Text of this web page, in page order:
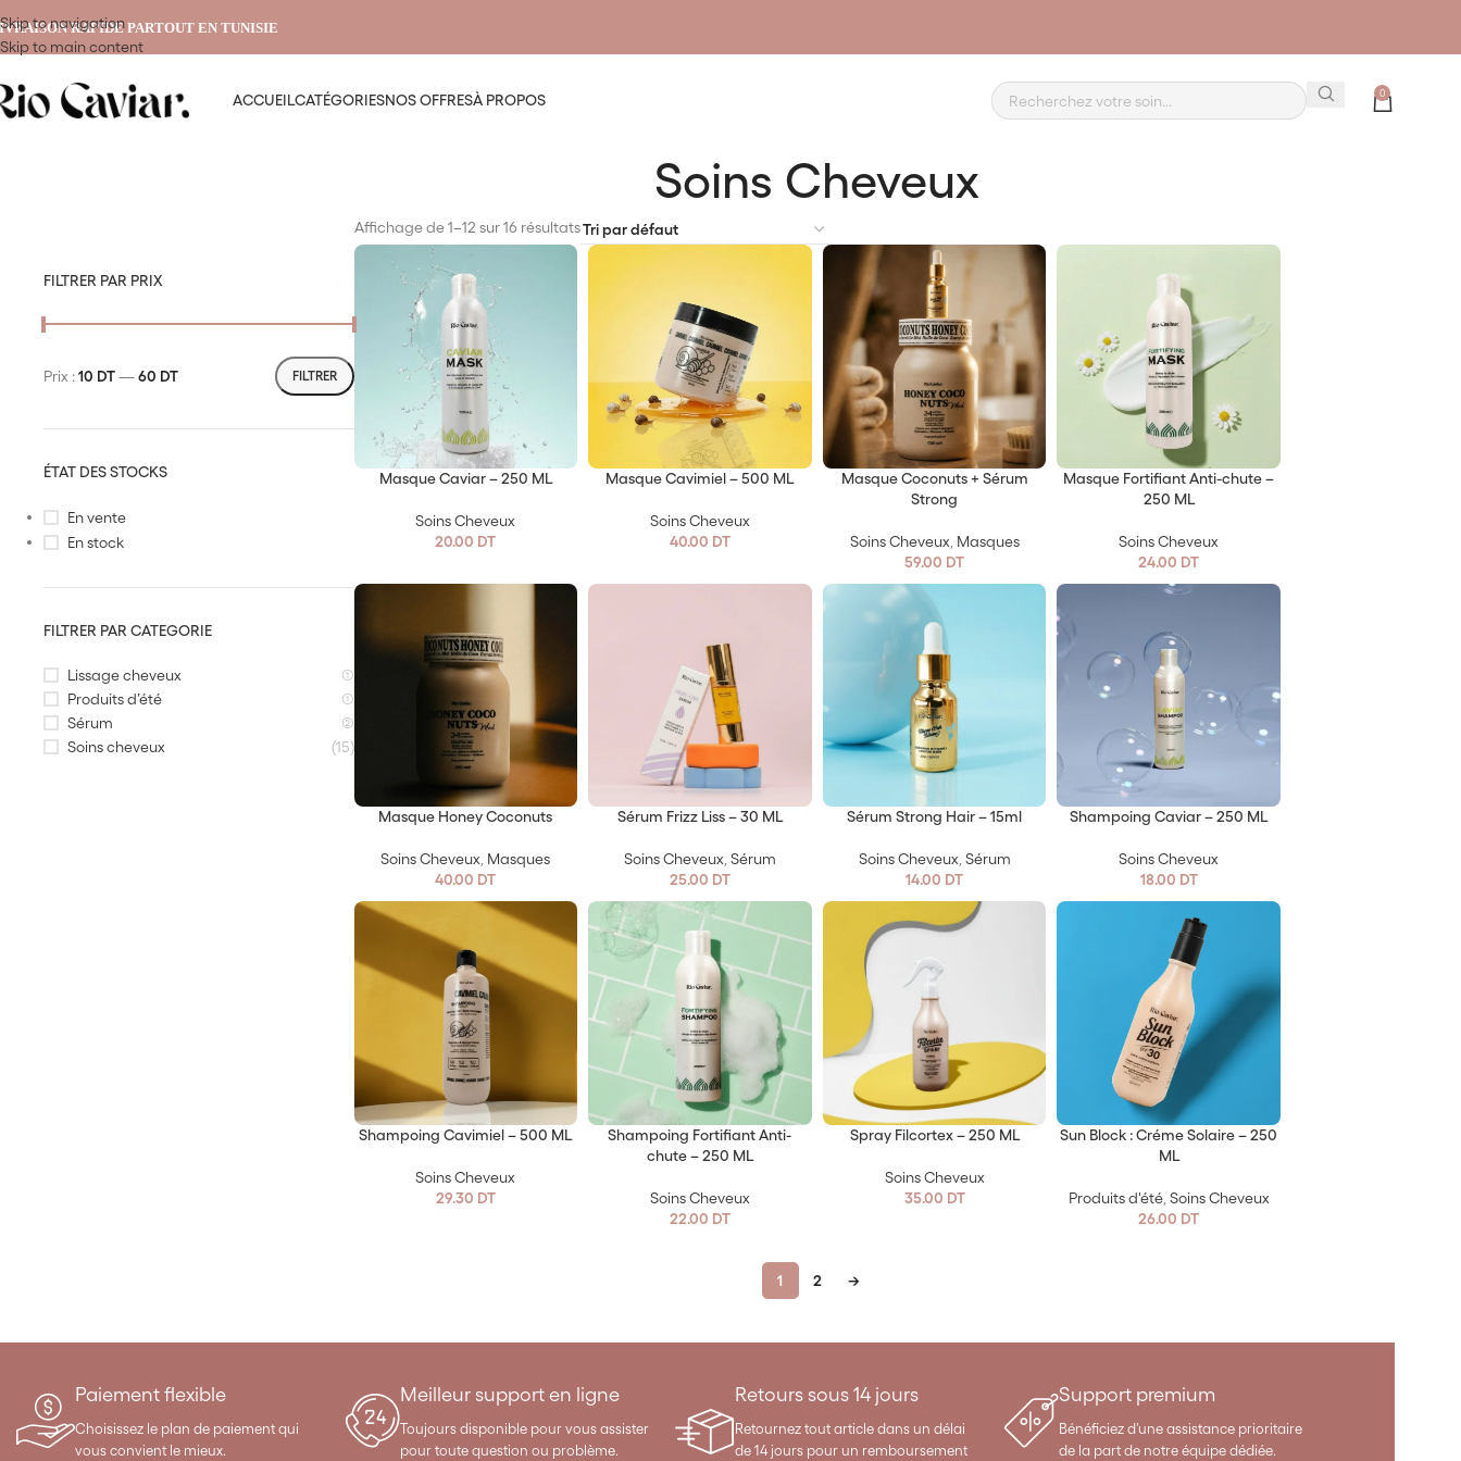
Skip to navigation
Skip to main content
RAPIDE PARTOUT EN TUNISIE
ACCUEILCATÉGORIESNOS OFFRESÀ PROPOS 0
FILTRER PAR PRIX
FILTRER
Prix :10 DT—60 DT
ÉTAT DES STOCKS
En vente
En stock
FILTRER PAR CATEGORIE
Lissage cheveux
(1)
Produits d’été
(1)
Sérum
(2)
Soins cheveux
(15)
Soins Cheveux
Affichage de 1–12 sur 16 résultats
Masque Caviar – 250 ML
Soins Cheveux
20.00 DT
Masque Cavimiel – 500 ML
Soins Cheveux
40.00 DT
Masque Coconuts + Sérum
Strong
Soins Cheveux Masques
59.00 DT
Masque Fortifiant Anti-chute –
250 ML
Soins Cheveux
24.00 DT
Masque Honey Coconuts
Soins Cheveux, Masques
40.00 DT
Sérum Frizz Liss – 30 ML
Soins Cheveux, Sérum
25.00 DT
Sérum Strong Hair – 15ml
Soins Cheveux, Sérum
14.00 DT
Shampoing Caviar – 250 ML
Soins Cheveux
18.00 DT
Shampoing Cavimiel – 500 ML
Soins Cheveux
29.30 DT
Shampoing Fortifiant Anti-
chute – 250 ML
Soins Cheveux
22.00 DT
Spray Filcortex – 250 ML
Soins Cheveux
35.00 DT
Sun Block : Créme Solaire – 250
ML
Produits d'été, Soins Cheveux
26.00 DT
1 2 →
Paiement flexible
Choisissez le plan de paiement qui
vous convient le mieux.
Meilleur support en ligne
Toujours disponible pour vous assister
pour toute question ou problème.
Retours sous 14 jours
Retournez tout article dans un délai
de 14 jours pour un remboursement
Support premium
Bénéficiez d’une assistance prioritaire
de la part de notre équipe dédiée.